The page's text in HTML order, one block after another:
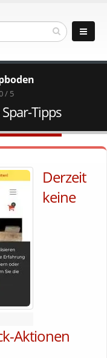
/ 5
Tipps
Derzeit
keine
Aktionen